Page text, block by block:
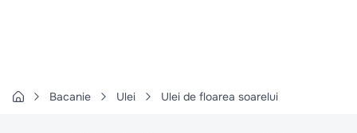
3.
pui Bacanie Ulei Ulei de floarea soarelui